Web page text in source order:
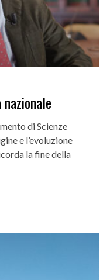
di Scienze
e l’evoluzione
la fine della